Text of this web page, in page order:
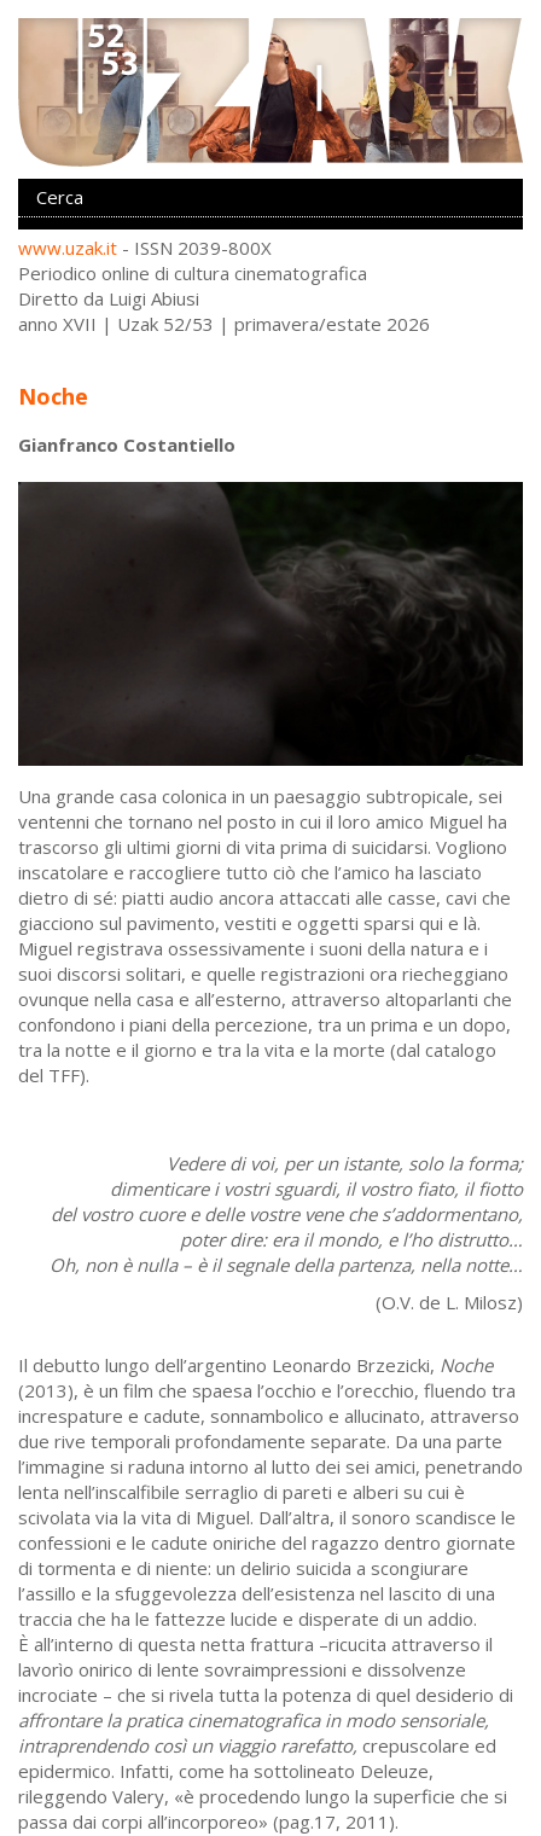
www.uzak.it - ISSN 2039-800X
Periodico online di cultura cinematografica
Diretto da Luigi Abiusi
anno XVII | Uzak 52/53 | primavera/estate 2026
Noche
Gianfranco Costantiello
Una grande casa colonica in un paesaggio subtropicale, sei
ventenni che tornano nel posto in cui il loro amico Miguel ha
trascorso gli ultimi giorni di vita prima di suicidarsi. Vogliono
inscatolare e raccogliere tutto ciò che l’amico ha lasciato
dietro di sé: piatti audio ancora attaccati alle casse, cavi che
giacciono sul pavimento, vestiti e oggetti sparsi qui e là.
Miguel registrava ossessivamente i suoni della natura e i
suoi discorsi solitari, e quelle registrazioni ora riecheggiano
ovunque nella casa e all’esterno, attraverso altoparlanti che
confondono i piani della percezione, tra un prima e un dopo,
tra la notte e il giorno e tra la vita e la morte (dal catalogo
del TFF).
Vedere di voi, per un istante, solo la forma;
dimenticare i vostri sguardi, il vostro fiato, il fiotto
del vostro cuore e delle vostre vene che s’addormentano,
poter dire: era il mondo, e l’ho distrutto…
Oh, non è nulla – è il segnale della partenza, nella notte…
(O.V. de L. Milosz)
Il debutto lungo dell’argentino Leonardo Brzezicki, Noche
(2013), è un film che spaesa l’occhio e l’orecchio, fluendo tra
increspature e cadute, sonnambolico e allucinato, attraverso
due rive temporali profondamente separate. Da una parte
l’immagine si raduna intorno al lutto dei sei amici, penetrando
lenta nell’inscalfibile serraglio di pareti e alberi su cui è
scivolata via la vita di Miguel. Dall’altra, il sonoro scandisce le
confessioni e le cadute oniriche del ragazzo dentro giornate
di tormenta e di niente: un delirio suicida a scongiurare
l’assillo e la sfuggevolezza dell’esistenza nel lascito di una
traccia che ha le fattezze lucide e disperate di un addio.
È all’interno di questa netta frattura –ricucita attraverso il
lavorìo onirico di lente sovraimpressioni e dissolvenze
incrociate – che si rivela tutta la potenza di quel desiderio di
affrontare la pratica cinematografica in modo sensoriale,
intraprendendo così un viaggio rarefatto, crepuscolare ed
epidermico. Infatti, come ha sottolineato Deleuze,
rileggendo Valery, «è procedendo lungo la superficie che si
passa dai corpi all’incorporeo» (pag.17, 2011).